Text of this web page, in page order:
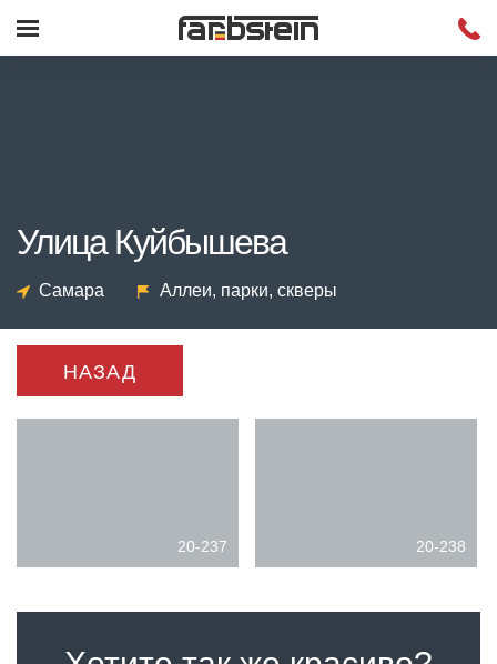
Улица Куйбышева
Самара Аллеи, парки, скверы
НАЗАД
20-237 20-238